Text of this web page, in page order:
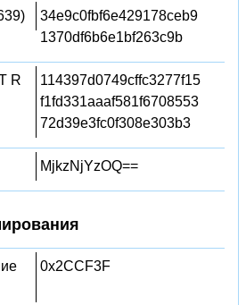
34e9c0fbf6e429178ceb9
1370df6b6e1bf263c9b
R
114397d0749cffc3277f15
f1fd331aaaf581f6708553
72d39e3fc0f308e303b3
MjkzNjYzOQ==
0x2CCF3F